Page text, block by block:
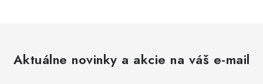
Aktuálne novinky a akcie na váš e-mail